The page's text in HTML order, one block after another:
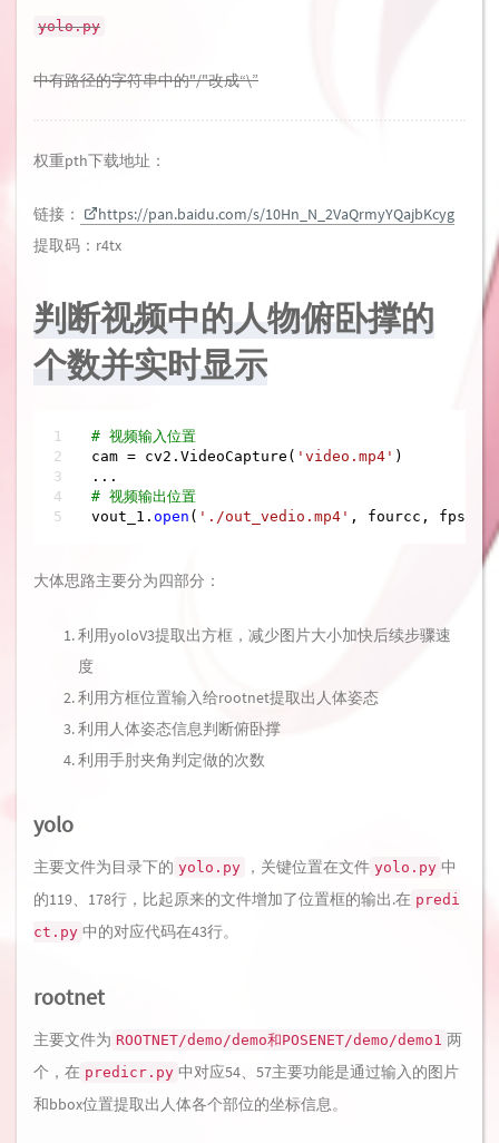
yolo.py
中有路径的字符串中的"/"改成“\”
权重pth下载地址：
链接：
https://pan.baidu.com/s/10Hn_N_2VaQrmyYQajbKcyg
提取码：r4tx
判断视频中的人物俯卧撑的
个数并实时显示
# 视频输入位置
cam = cv2.VideoCapture( 'video.mp4' )
# 视频输出位置
vout_1. open ( './out_vedio.mp4' , fourcc, fps,
大体思路主要分为四部分：
利用yoloV3提取出方框，减少图片大小加快后续步骤速
度
利用方框位置输入给rootnet提取出人体姿态
利用人体姿态信息判断俯卧撑
利用手肘夹角判定做的次数
yolo
主要文件为目录下的 yolo.py ，关键位置在文件 yolo.py 中
的119、178行，比起原来的文件增加了位置框的输出.在 predi
ct.py 中的对应代码在43行。
rootnet
主要文件为 ROOTNET/demo/demo和POSENET/demo/demo1 两
个，在 predicr.py 中对应54、57主要功能是通过输入的图片
和bbox位置提取出人体各个部位的坐标信息。